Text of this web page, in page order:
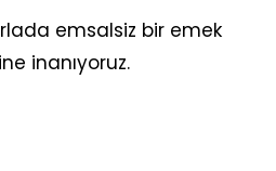
emsalsiz bir emek
inanıyoruz.